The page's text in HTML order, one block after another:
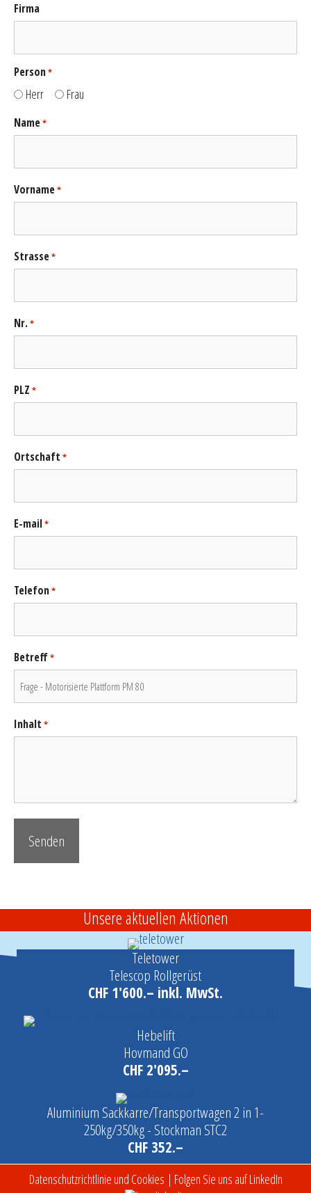
Firma
Person*
Herr Frau
Name*
Vorname*
Strasse*
Nr. *
PLZ *
Ortschaft *
E-mail*
Telefon*
Betreff*
Inhalt *
Unsere aktuellen Aktionen
Teletower
Telescop Rollgerüst
CHF 1'600.– inkl. MwSt.
Hebelift
Hovmand GO
CHF 2'095.–
Aluminium Sackkarre/Transportwagen 2 in 1-
250kg/350kg - Stockman STC2
CHF 352.–
Datenschutzrichtlinie und Cookies | Folgen Sie uns auf LinkedIn